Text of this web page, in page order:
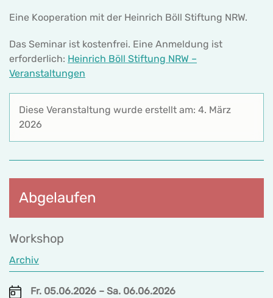
Eine Kooperation mit der Heinrich Böll Stiftung NRW.
Das Seminar ist kostenfrei. Eine Anmeldung ist
erforderlich: Heinrich Böll Stiftung NRW –
Veranstaltungen
Diese Veranstaltung wurde erstellt am: 4. März
2026
Abgelaufen
Workshop
Archiv
Fr. 05.06.2026 – Sa. 06.06.2026